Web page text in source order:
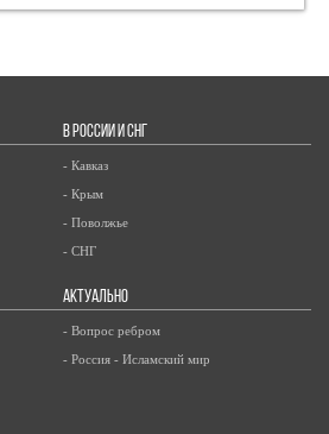
В РОССИИ И СНГ
- Кавказ
- Крым
- Поволжье
- СНГ
АКТУАЛЬНО
- Вопрос ребром
- Россия - Исламский мир